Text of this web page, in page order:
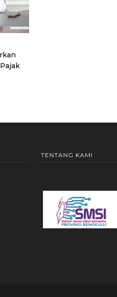
TENTANG KAMI